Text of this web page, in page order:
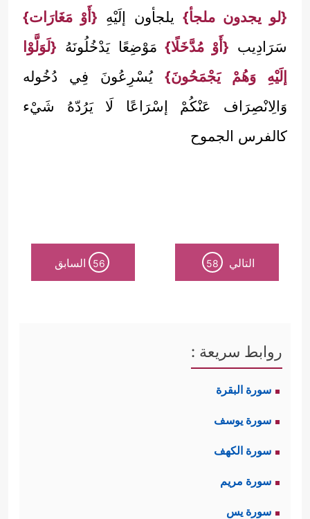
{لو يجدون ملجأ} يلجأون إلَيْهِ {أَوْ مَغَارَات}
سَرَادِيب {أَوْ مُدَّخَلًا}مَوْضِعًا يَدْخُلُونَهُ {لَوَلَّوْا
إلَيْهِ وَهُمْ يَجْمَحُونَ} يُسْرِعُونَ فِي دُخُوله
وَالِانْصِرَاف عَنْكُمْ إسْرَاعًا لَا يَرُدّهُ شَيْء
كالفرس الجموح
التالي 58
56 السابق
روابط سريعة :
سورة البقرة
سورة يوسف
سورة الكهف
سورة مريم
سورة يس